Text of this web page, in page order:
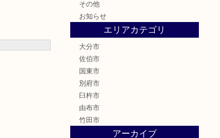
その他
お知らせ
エリアカテゴリ
大分市
佐伯市
国東市
別府市
臼杵市
由布市
竹田市
アーカイブ